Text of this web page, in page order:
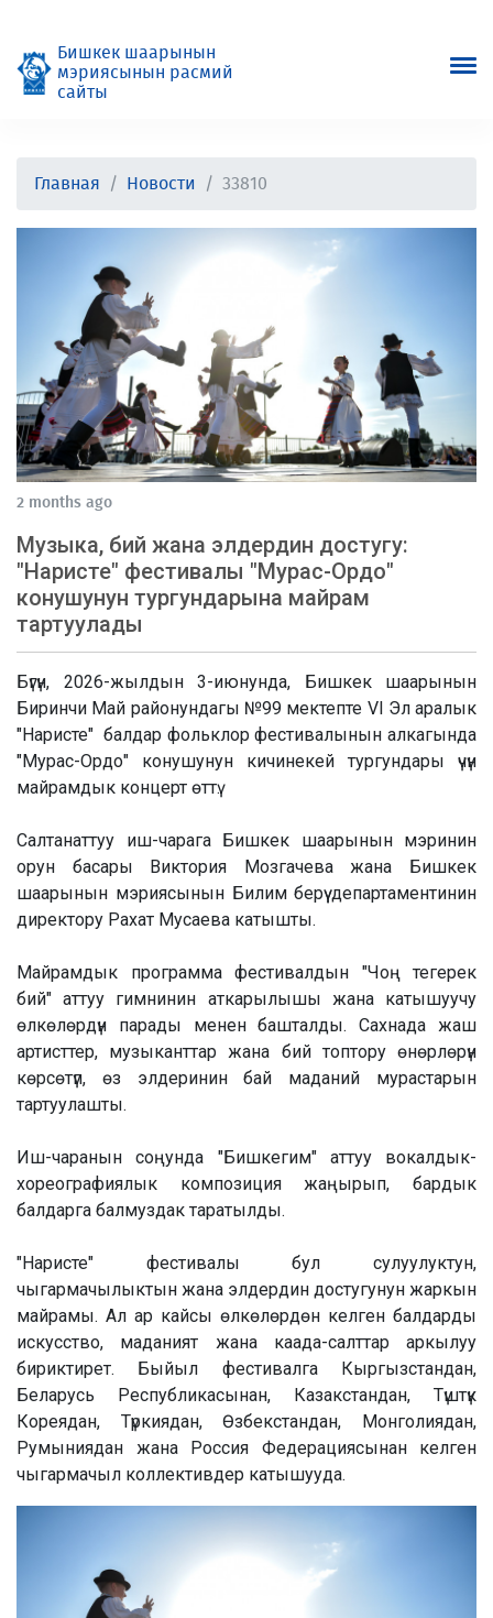
Бишкек шаарынын
мэриясынын расмий
сайты
Главная Новости 33810
2 months ago
Музыка, бий жана элдердин достугу:
"Наристе" фестивалы "Мурас-Ордо"
конушунун тургундарына майрам
тартуулады
Бүгүн, 2026-жылдын 3-июнунда, Бишкек шаарынын
Биринчи Май районундагы №99 мектепте VI Эл аралык
"Наристе" балдар фольклор фестивалынын алкагында
"Мурас-Ордо" конушунун кичинекей тургундары үчүн
майрамдык концерт өттү.
Салтанаттуу иш-чарага Бишкек шаарынын мэринин
орун басары Виктория Мозгачева жана Бишкек
шаарынын мэриясынын Билим берүү департаментинин
директору Рахат Мусаева катышты.
Майрамдык программа фестивалдын "Чоң тегерек
бий" аттуу гимнинин аткарылышы жана катышуучу
өлкөлөрдүн парады менен башталды. Сахнада жаш
артисттер, музыканттар жана бий топтору өнөрлөрүн
көрсөтүп, өз элдеринин бай маданий мурастарын
тартуулашты.
Иш-чаранын соңунда "Бишкегим" аттуу вокалдык-
хореографиялык композиция жаңырып, бардык
балдарга балмуздак таратылды.
"Наристе" фестивалы бул сулуулуктун,
чыгармачылыктын жана элдердин достугунун жаркын
майрамы. Ал ар кайсы өлкөлөрдөн келген балдарды
искусство, маданият жана каада-салттар аркылуу
бириктирет. Быйыл фестивалга Кыргызстандан,
Беларусь Республикасынан, Казакстандан, Түштүк
Кореядан, Түркиядан, Өзбекстандан, Монголиядан,
Румыниядан жана Россия Федерациясынан келген
чыгармачыл коллективдер катышууда.